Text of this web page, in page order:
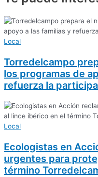
Local
Torredelcampo
los programas de
refuerza la
Local
Ecologistas en
urgentes para
término